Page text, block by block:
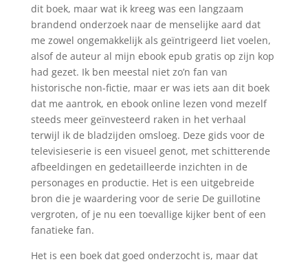
dit boek, maar wat ik kreeg was een langzaam
brandend onderzoek naar de menselijke aard dat
me zowel ongemakkelijk als geïntrigeerd liet voelen,
alsof de auteur al mijn ebook epub gratis op zijn kop
had gezet. Ik ben meestal niet zo’n fan van
historische non-fictie, maar er was iets aan dit boek
dat me aantrok, en ebook online lezen vond mezelf
steeds meer geïnvesteerd raken in het verhaal
terwijl ik de bladzijden omsloeg. Deze gids voor de
televisieserie is een visueel genot, met schitterende
afbeeldingen en gedetailleerde inzichten in de
personages en productie. Het is een uitgebreide
bron die je waardering voor de serie De guillotine
vergroten, of je nu een toevallige kijker bent of een
fanatieke fan.
Het is een boek dat goed onderzocht is, maar dat